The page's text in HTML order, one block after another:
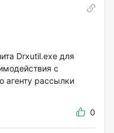
Drxutil.exe для
с
агенту рассылки
0